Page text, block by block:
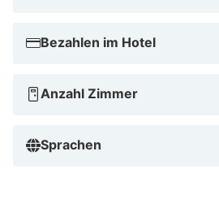
Bezahlen im Hotel
Anzahl Zimmer
Sprachen